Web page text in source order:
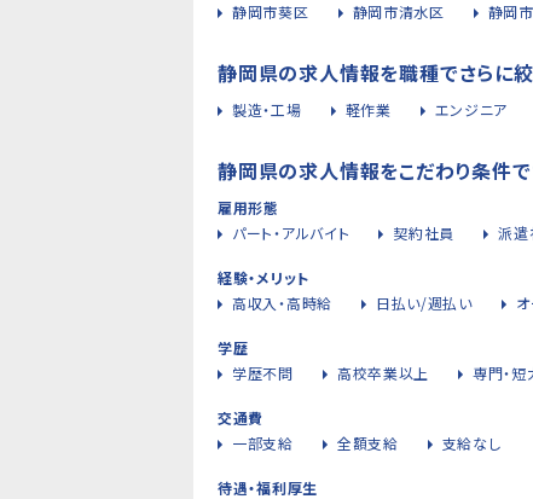
静岡市葵区
静岡市清水区 静岡
静岡県の求人情報を職種でさらに
製造・工場 軽作業 エンジニア
静岡県の求人情報をこだわり条件で
雇用形態
パート・アルバイト
契約社員 派遣
経験・メリット
高収入・高時給
日払い/週払い
学歴
学歴不問
高校卒業以上 専門・
交通費
一部支給
全額支給 支給なし
待遇・福利厚生